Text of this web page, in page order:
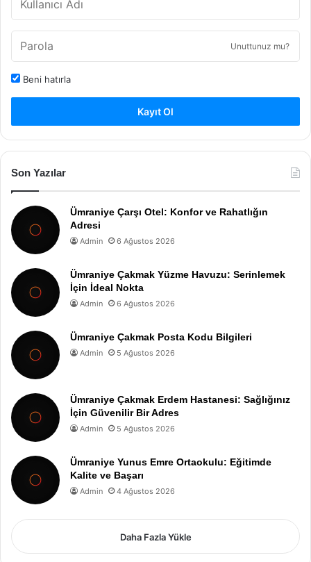
Unuttunuz mu?
Beni hatırla
Kayıt Ol
Son Yazılar
Ümraniye Çarşı Otel: Konfor ve Rahatlığın
Adresi
Admin 6 Ağustos 2026
Ümraniye Çakmak Yüzme Havuzu: Serinlemek
İçin İdeal Nokta
Admin 6 Ağustos 2026
Ümraniye Çakmak Posta Kodu Bilgileri
Admin 5 Ağustos 2026
Ümraniye Çakmak Erdem Hastanesi: Sağlığınız
İçin Güvenilir Bir Adres
Admin 5 Ağustos 2026
Ümraniye Yunus Emre Ortaokulu: Eğitimde
Kalite ve Başarı
Admin 4 Ağustos 2026
Daha Fazla Yükle